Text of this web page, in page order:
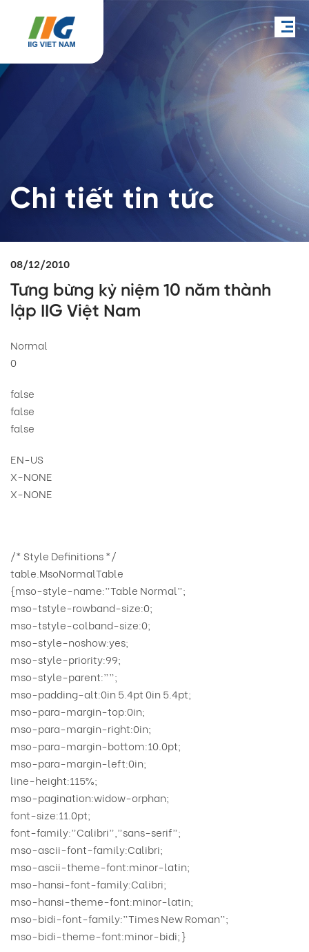
Chi tiết tin tức
08/12/2010
Tưng bừng kỷ niệm 10 năm thành
lập IIG Việt Nam
Normal
0
false
false
false
EN-US
X-NONE
X-NONE
/* Style Definitions */
table.MsoNormalTable
{mso-style-name:”Table Normal”;
mso-tstyle-rowband-size:0;
mso-tstyle-colband-size:0;
mso-style-noshow:yes;
mso-style-priority:99;
mso-style-parent:””;
mso-padding-alt:0in 5.4pt 0in 5.4pt;
mso-para-margin-top:0in;
mso-para-margin-right:0in;
mso-para-margin-bottom:10.0pt;
mso-para-margin-left:0in;
line-height:115%;
mso-pagination:widow-orphan;
font-size:11.0pt;
font-family:”Calibri”,”sans-serif”;
mso-ascii-font-family:Calibri;
mso-ascii-theme-font:minor-latin;
mso-hansi-font-family:Calibri;
mso-hansi-theme-font:minor-latin;
mso-bidi-font-family:”Times New Roman”;
mso-bidi-theme-font:minor-bidi;}